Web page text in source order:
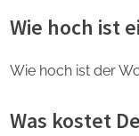
Wie hoch ist
Wie hoch ist der
Was kostet